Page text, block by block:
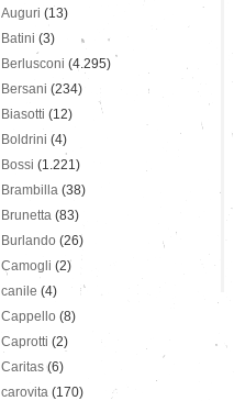
Auguri (13)
Batini (3)
Berlusconi (4.295)
Bersani (234)
Biasotti (12)
Boldrini (4)
Bossi (1.221)
Brambilla (38)
Brunetta (83)
Burlando (26)
Camogli (2)
canile (4)
Cappello (8)
Caprotti (2)
Caritas (6)
carovita (170)